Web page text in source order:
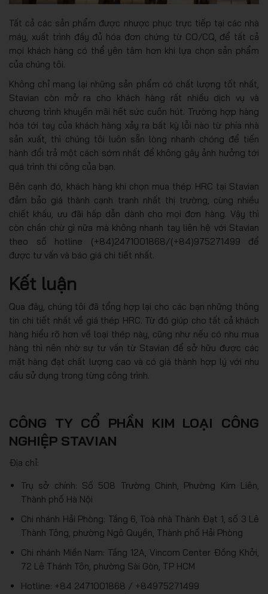
Tất cả các sản phẩm được nhược phục trực tiếp tại các nhà
máy, xuất trình đầy đủ hóa đơn chứng từ CO/CQ, để tất cả
mọi khách hàng có thể yên tâm hơn khi lựa chọn sản phẩm
của chúng tôi.
Không chỉ mang lại những sản phẩm có chất lượng tốt nhất,
Stavian còn mở ra cho khách hàng rất nhiều dịch vụ và
chương trình khuyến mãi hết sức cuốn hút. Trường hợp hàng
hóa tới tay của khách hàng xảy ra bất kỳ lỗi nào từ phía nhà
sản xuất, thì chúng tôi luôn sẵn lòng nhanh chóng để tiến
hành đổi trả một cách sớm nhất để không gây ảnh hưởng tới
quá trình thi công của bạn.
Bên cạnh đó, khách hàng khi chọn mua thép HRC tại Stavian
đảm bảo giá thành cạnh tranh nhất thị trường, cùng nhiều
chiết khấu, ưu đãi hấp dẫn dành cho mọi đơn hàng. Vậy thì
còn chần chừ gì nữa mà không nhanh tay liên hệ với Stavian
theo số hotline (+84)2471001868/(+84)975271499 để
được tư vấn và báo giá chi tiết nhất.
Kết luận
Qua đây, chúng tôi đã tổng hợp lại cho các bạn những thông
tin chi tiết nhất về giá thép HRC. Từ đó giúp cho tất cả khách
hàng hiểu rõ hơn về loại thép này, cũng như nếu có nhu mua
hàng thì nên nhờ sự tư vấn từ Stavian để sở hữu được các
mặt hàng đạt chất lượng cao và có giá thành hợp lý với nhu
cầu sử dụng trong từng công trình.
CÔNG TY CỔ PHẦN KIM LOẠI CÔNG
NGHIỆP STAVIAN
Địa chỉ:
Trụ sở chính: Số 508 Trường Chinh, Phường Kim Liên,
Thành phố Hà Nội
Chi nhánh Hải Phòng: Tầng 6, Toà nhà Thành Đạt 1, số 3 Lê
Thành Tông, phường Ngô Quyền, Thành phố Hải Phòng
Chi nhánh Miền Nam: Tầng 12A, Vincom Center Đồng Khởi,
72 Lê Thánh Tôn, phường Sài Gòn, TP HCM
Hotline: +84 2471001868 / +84975271499